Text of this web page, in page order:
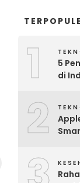
1
5
di
2